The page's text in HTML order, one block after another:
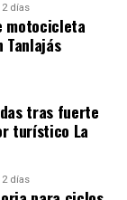
2 días
motocicleta
Tanlajás
tras fuerte
turístico La
2 días